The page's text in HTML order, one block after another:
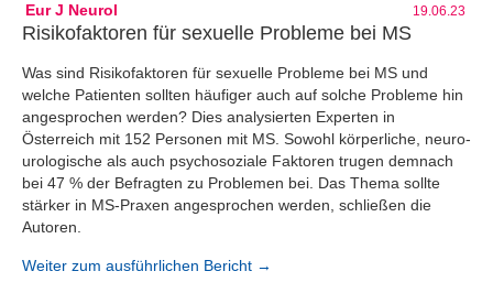
Eur J Neurol 19.06.23
Risikofaktoren für sexuelle Probleme bei MS
Was sind Risikofaktoren für sexuelle Probleme bei MS und
welche Patienten sollten häufiger auch auf solche Probleme hin
angesprochen werden? Dies analysierten Experten in
Österreich mit 152 Personen mit MS. Sowohl körperliche, neuro-
urologische als auch psychosoziale Faktoren trugen demnach
bei 47 % der Befragten zu Problemen bei. Das Thema sollte
stärker in MS-Praxen angesprochen werden, schließen die
Autoren.
Weiter zum ausführlichen Bericht →